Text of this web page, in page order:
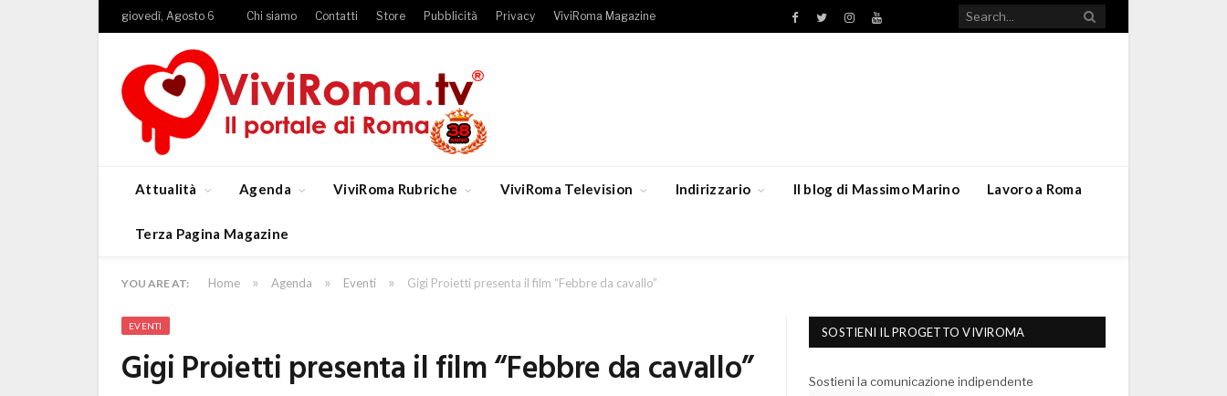
giovedì, Agosto 6 Chi siamo Contatti Store Pubblicità Privacy ViviRoma Magazine Facebook
TwitterInstagramYouTube
Attualità Agenda ViviRoma Rubriche ViviRoma Television Indirizzario Il blog di Massimo Marino Lavoro a Roma
Terza Pagina Magazine
YOU ARE AT: Home » Agenda » Eventi » Gigi Proietti presenta il film “Febbre da cavallo”
EVENTI
Gigi Proietti presenta il film “Febbre da cavallo”
SOSTIENI IL PROGETTO VIVIROMA
Sostieni la comunicazione indipendente